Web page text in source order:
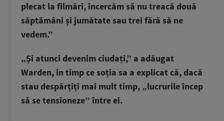
plecat la filmări, încercăm să nu treacă două
săptămâni și jumătate sau trei fără să ne
vedem.”
„Și atunci devenim ciudați,” a adăugat
Warden, în timp ce soția sa a explicat că, dacă
stau despărțiți mai mult timp, „lucrurile încep
să se tensioneze” între ei.